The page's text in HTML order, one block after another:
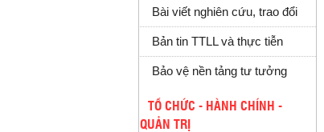
Bài viết nghiên cứu, trao đổi
Bản tin TTLL và thực tiễn
Bảo vệ nền tảng tư tưởng
TỔ CHỨC - HÀNH CHÍNH -
QUẢN TRỊ